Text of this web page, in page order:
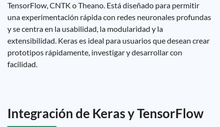
TensorFlow, CNTK o Theano. Está diseñado para permitir
una experimentación rápida con redes neuronales profundas
y se centra en la usabilidad, la modularidad y la
extensibilidad. Keras es ideal para usuarios que desean crear
prototipos rápidamente, investigar y desarrollar con
facilidad.
Integración de Keras y TensorFlow